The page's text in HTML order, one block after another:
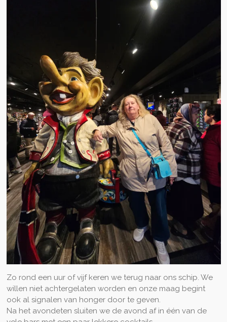
Zo rond een uur of vijf keren we terug naar ons schip. We
willen niet achtergelaten worden en onze maag begint
ook al signalen van honger door te geven.
Na het avondeten sluiten we de avond af in één van de